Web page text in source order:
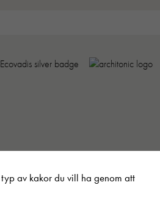
enligt internationell
av kakor du vill ha genom att